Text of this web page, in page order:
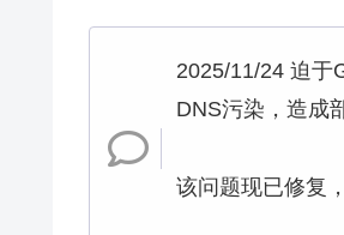
2025/11/24 迫于
DNS污染，造成
该问题现已修复